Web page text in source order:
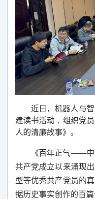
近日，机器人与
建读书活动 ， 组织党
人的清廉故事》。
《百年正气——中
共产党成立以来涌现
型等优秀共产党员的
据历史事实创作的百篇